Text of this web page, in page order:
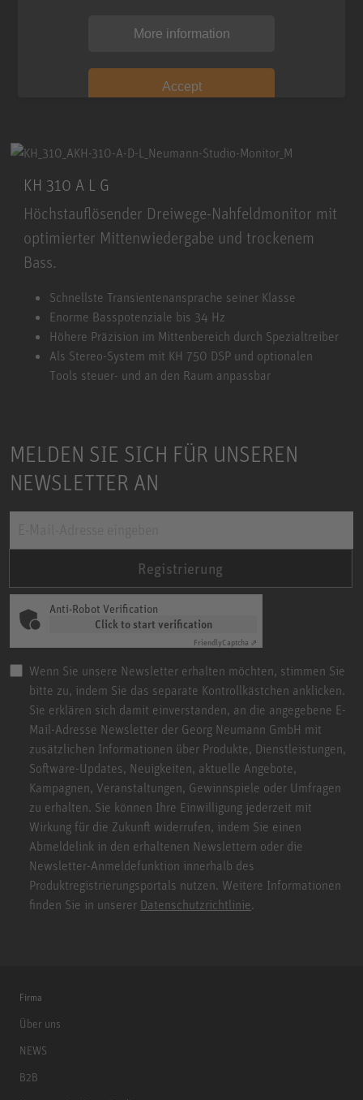
More information
Accept
KH 310 A L G
Höchstauflösender Dreiwege-Nahfeldmonitor mit
optimierter Mittenwiedergabe und trockenem
Bass.
KH 310 A L G
Schnellste Transientenansprache seiner Klasse
Enorme Basspotenziale bis 34 Hz
Höhere Präzision im Mittenbereich durch Spezialtreiber
Als Stereo-System mit KH 750 DSP und optionalen
Tools steuer- und an den Raum anpassbar
MELDEN SIE SICH FÜR UNSEREN
NEWSLETTER AN
Registrierung
Anti-Robot Verification
Click to start verification
FriendlyCaptcha ⇗
Wenn Sie unsere Newsletter erhalten möchten, stimmen Sie
bitte zu, indem Sie das separate Kontrollkästchen anklicken.
Sie erklären sich damit einverstanden, an die angegebene E-
Mail-Adresse Newsletter der Georg Neumann GmbH mit
zusätzlichen Informationen über Produkte, Dienstleistungen,
Software-Updates, Neuigkeiten, aktuelle Angebote,
Kampagnen, Veranstaltungen, Gewinnspiele oder Umfragen
zu erhalten. Sie können Ihre Einwilligung jederzeit mit
Wirkung für die Zukunft widerrufen, indem Sie einen
Abmeldelink in den erhaltenen Newslettern oder die
Newsletter-Anmeldefunktion innerhalb des
Produktregistrierungsportals nutzen. Weitere Informationen
finden Sie in unserer Datenschutzrichtlinie.
Firma
Über uns
NEWS
B2B